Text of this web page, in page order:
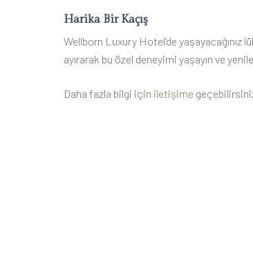
Harika Bir Kaçış
Wellborn Luxury Hotel’de yaşayacağınız
ayırarak bu özel deneyimi yaşayın ve
Daha fazla bilgi için iletişime